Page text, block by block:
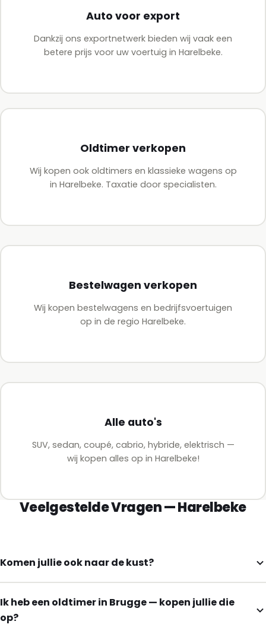
Auto voor export
Dankzij ons exportnetwerk bieden wij vaak een
betere prijs voor uw voertuig in Harelbeke.
Oldtimer verkopen
Wij kopen ook oldtimers en klassieke wagens op
in Harelbeke. Taxatie door specialisten.
Bestelwagen verkopen
Wij kopen bestelwagens en bedrijfsvoertuigen
op in de regio Harelbeke.
Alle auto's
SUV, sedan, coupé, cabrio, hybride, elektrisch —
wij kopen alles op in Harelbeke!
Veelgestelde Vragen — Harelbeke
Komen jullie ook naar de kust?
Ik heb een oldtimer in Brugge — kopen jullie die
op?